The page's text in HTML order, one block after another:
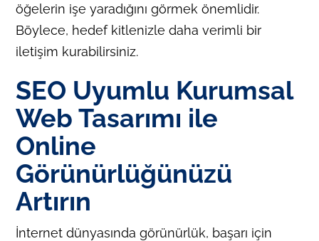
öğelerin işe yaradığını görmek önemlidir.
Böylece, hedef kitlenizle daha verimli bir
iletişim kurabilirsiniz.
SEO Uyumlu Kurumsal
Web Tasarımı ile
Online
Görünürlüğünüzü
Artırın
İnternet dünyasında görünürlük, başarı için